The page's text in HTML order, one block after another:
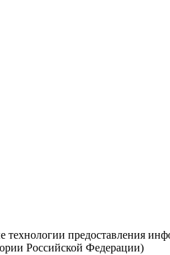
предоставления
Российской Федерации)